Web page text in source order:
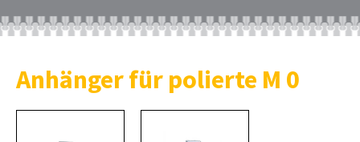
Anhänger für polierte M 0